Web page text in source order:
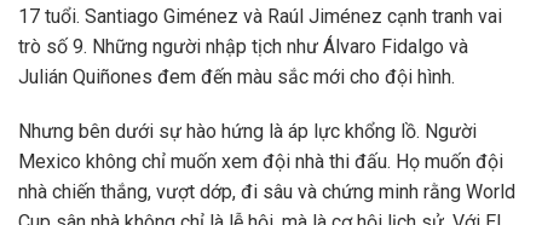
17 tuổi. Santiago Giménez và Raúl Jiménez cạnh tranh vai
trò số 9. Những người nhập tịch như Álvaro Fidalgo và
Julián Quiñones đem đến màu sắc mới cho đội hình.
Nhưng bên dưới sự hào hứng là áp lực khổng lồ. Người
Mexico không chỉ muốn xem đội nhà thi đấu. Họ muốn đội
nhà chiến thắng, vượt dớp, đi sâu và chứng minh rằng World